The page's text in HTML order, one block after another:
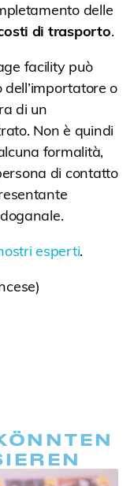
delle
di trasporto.
facility può
o
di un
Non è quindi
formalità,
di contatto
esperti.